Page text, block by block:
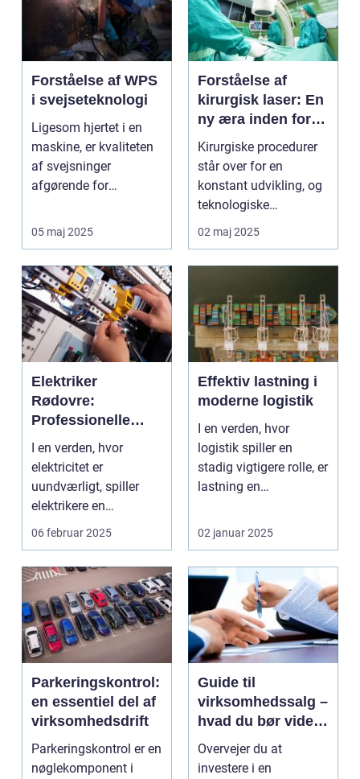
Forståelse af WPS
i svejseteknologi
Ligesom hjertet i en
maskine, er kvaliteten
af svejsninger
afgørende for
05 maj 2025
Forståelse af
kirurgisk laser: En
ny æra inden for
moderne kirurgi
Kirurgiske procedurer
står over for en
konstant udvikling, og
teknologiske
fremskridt driver d...
02 maj 2025
Elektriker
Rødovre:
Professionelle
elektrikerydelser i
dit lokalområde
I en verden, hvor
elektricitet er
uundværligt, spiller
elektrikere en
afgørende rolle i...
06 februar 2025
Effektiv lastning i
moderne logistik
I en verden, hvor
logistik spiller en
stadig vigtigere rolle, er
lastning en
02 januar 2025
Parkeringskontrol:
en essentiel del af
virksomhedsdrift
Parkeringskontrol er en
nøglekomponent i
Guide til
virksomhedssalg –
hvad du bør vide
før du køber en
virksomhed
Overvejer du at
investere i en